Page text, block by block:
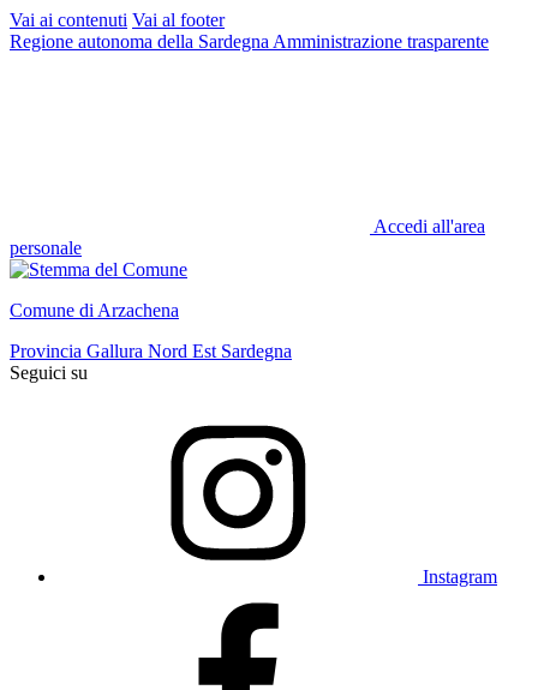
Vai ai contenuti Vai al footer
Regione autonoma della Sardegna Amministrazione trasparente
Accedi all'area
personale
Comune di Arzachena
Provincia Gallura Nord Est Sardegna
Seguici su
Instagram